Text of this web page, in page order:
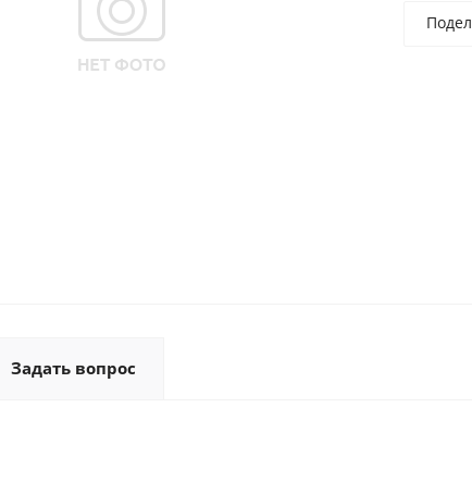
Задать вопрос